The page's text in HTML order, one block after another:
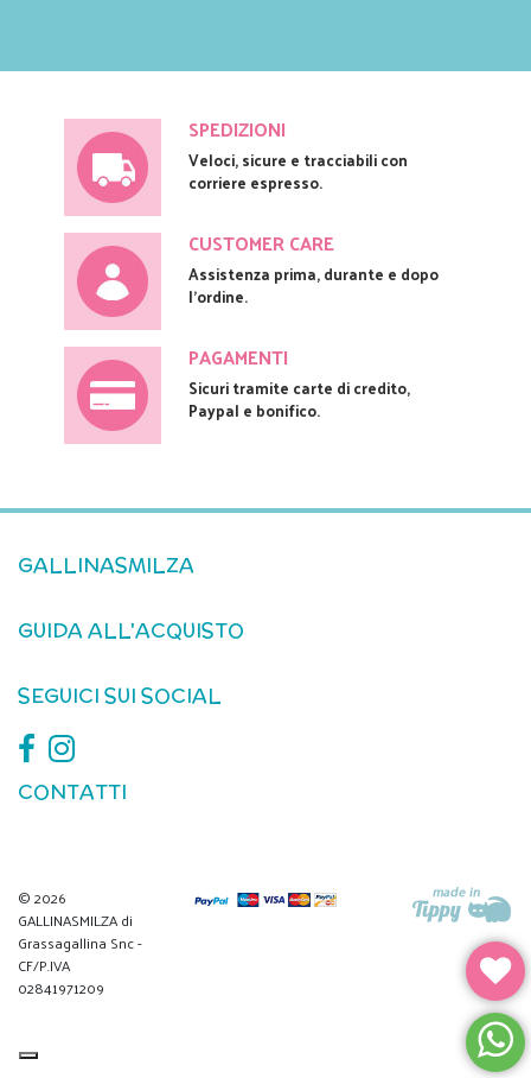
SPEDIZIONI
Veloci, sicure e tracciabili con
corriere espresso.
CUSTOMER CARE
Assistenza prima, durante e dopo
l'ordine.
PAGAMENTI
Sicuri tramite carte di credito,
Paypal e bonifico.
GALLINASMILZA
GUIDA ALL'ACQUISTO
SEGUICI SUI SOCIAL
CONTATTI
© 2026
GALLINASMILZA di
Grassagallina Snc -
CF/P.IVA
02841971209